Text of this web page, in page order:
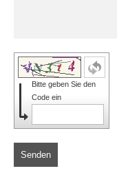
Bitte geben Sie den
Code ein
Senden